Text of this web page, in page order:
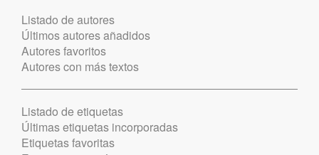
Listado de autores
Últimos autores añadidos
Autores favoritos
Autores con más textos
Listado de etiquetas
Últimas etiquetas incorporadas
Etiquetas favoritas